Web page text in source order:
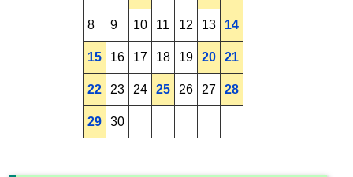
8 9 10 11 12 13 14
15 16 17 18 19 20 21
22 23 24 25 26 27 28
29 30